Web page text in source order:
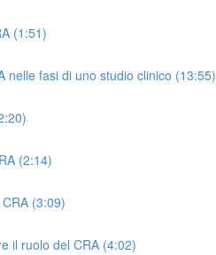
(1:51)
nelle fasi di uno studio clinico (13:55)
(2:14)
(3:09)
il ruolo del CRA (4:02)